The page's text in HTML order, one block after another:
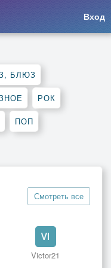
Вход
БЛЮЗ
РОК
ПОП
Смотреть все
Victor21